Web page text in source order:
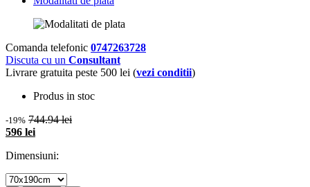
Comanda telefonic 0747263728
Discuta cu un Consultant
Livrare gratuita peste 500 lei (vezi conditii)
Produs in stoc
-19% 744.94 lei
596 lei
Dimensiuni: